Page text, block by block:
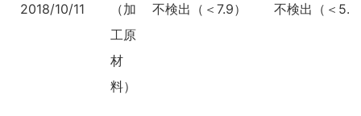
2018/10/11
（加
工原
材
料）
不検出（＜7.9） 不検出（＜5.9